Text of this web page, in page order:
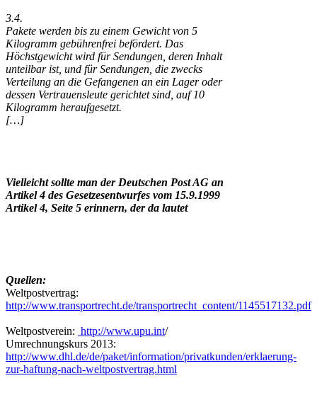
3.4.
Pakete werden bis zu einem Gewicht von 5
Kilogramm gebührenfrei befördert. Das
Höchstgewicht wird für Sendungen, deren Inhalt
unteilbar ist, und für Sendungen, die zwecks
Verteilung an die Gefangenen an ein Lager oder
dessen Vertrauensleute gerichtet sind, auf 10
Kilogramm heraufgesetzt.
[…]
Vielleicht sollte man der Deutschen Post AG an
Artikel 4 des Gesetzesentwurfes vom 15.9.1999
Artikel 4, Seite 5 erinnern, der da lautet
Quellen:
Weltpostvertrag:
http://www.transportrecht.de/transportrecht_content/1145517132.pdf
Weltpostverein: http://www.upu.int/
Umrechnungskurs 2013:
http://www.dhl.de/de/paket/information/privatkunden/erklaerung-
zur-haftung-nach-weltpostvertrag.html